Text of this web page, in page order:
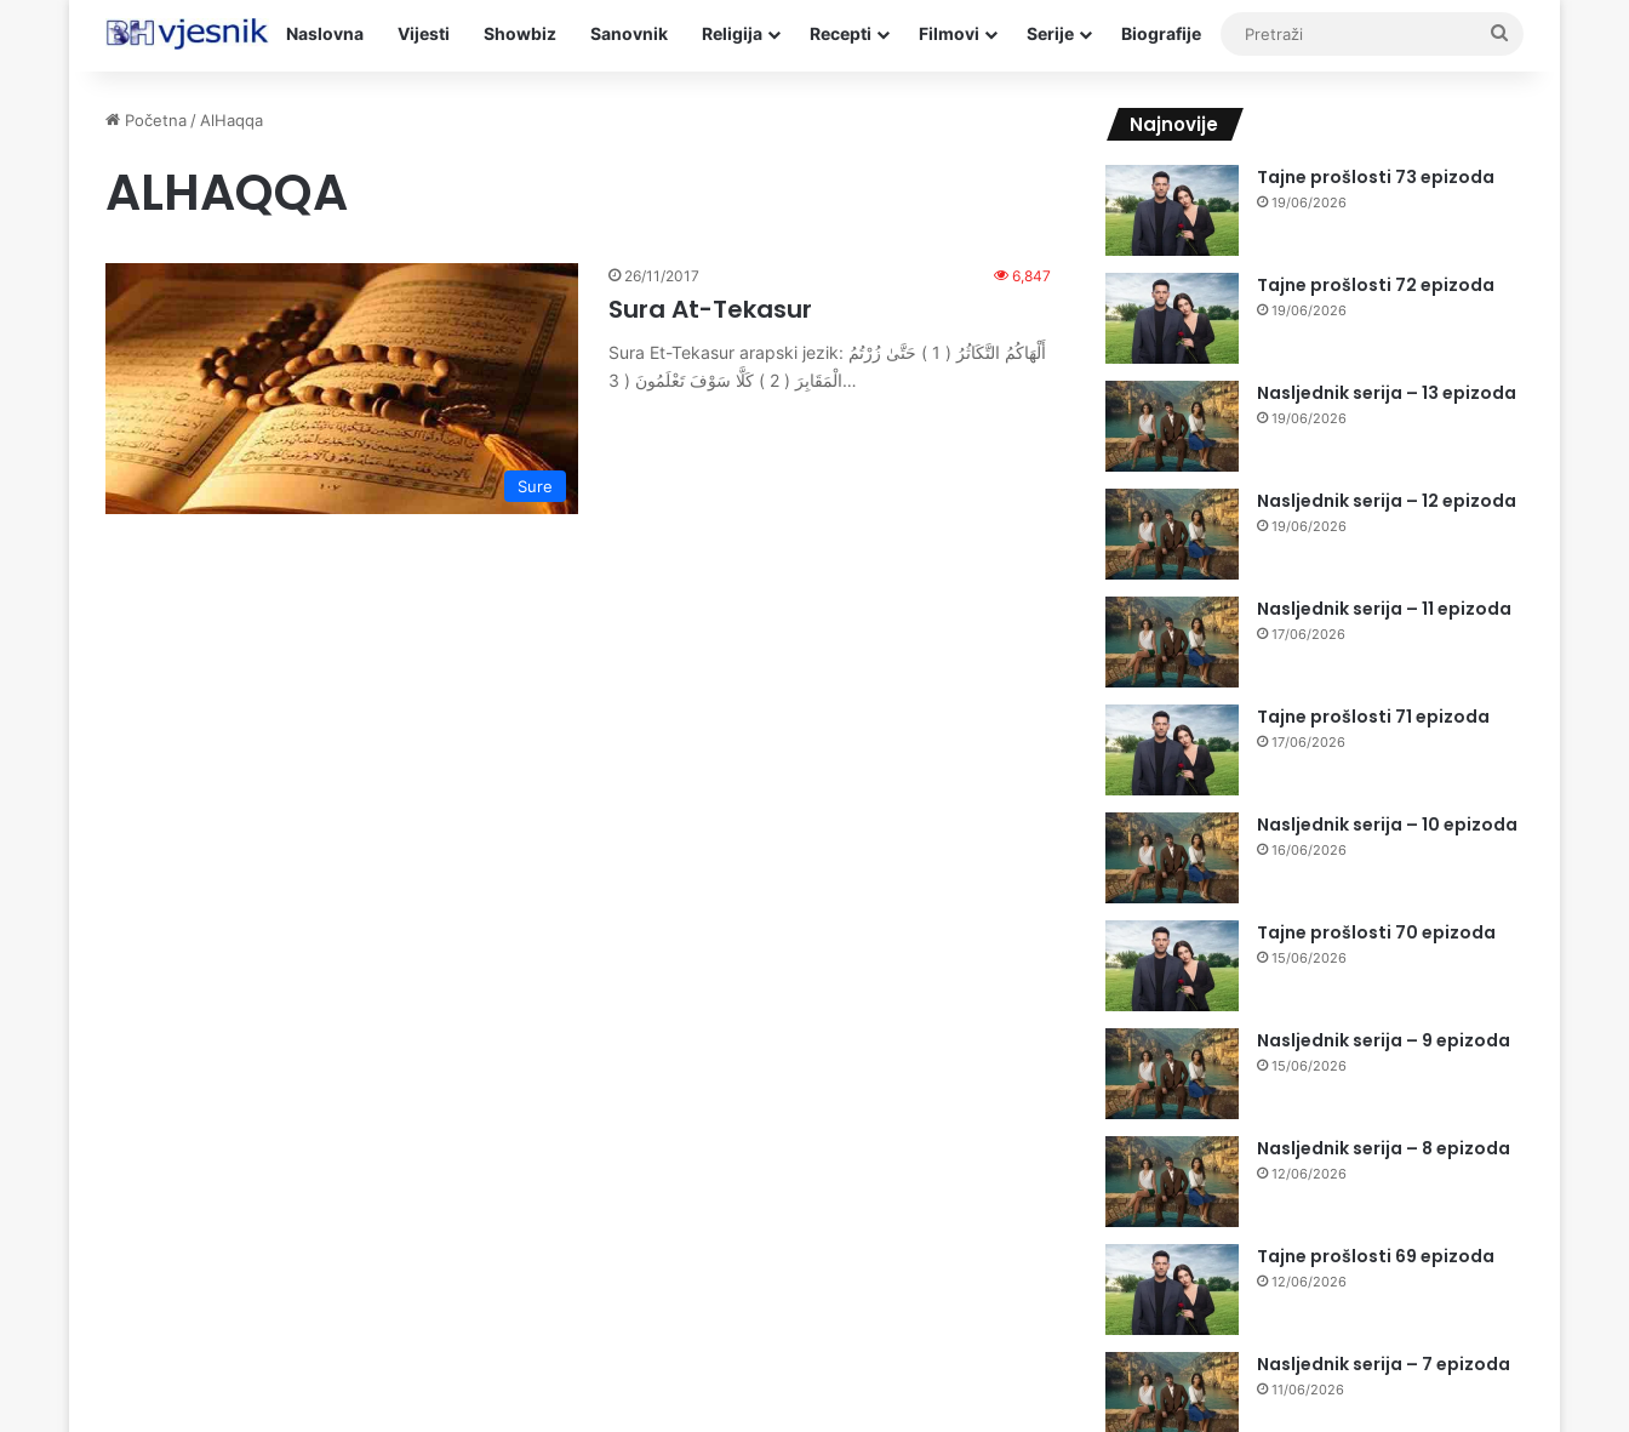
Naslovna Vijesti Showbiz Sanovnik Religija Recepti Filmovi Serije Biografije
Početna / AlHaqqa
ALHAQQA
Sure
26/11/2017 6,847
Sura At-Tekasur
Sura Et-Tekasur arapski jezik: أَلْهَاكُمُ التَّكَاثُرُ ( 1 ) حَتَّىٰ زُرْتُمُ
الْمَقَابِرَ ( 2 ) كَلَّا سَوْفَ تَعْلَمُونَ ( 3…
Najnovije
Tajne prošlosti 73 epizoda
19/06/2026
Tajne prošlosti 72 epizoda
19/06/2026
Nasljednik serija – 13 epizoda
19/06/2026
Nasljednik serija – 12 epizoda
19/06/2026
Nasljednik serija – 11 epizoda
17/06/2026
Tajne prošlosti 71 epizoda
17/06/2026
Nasljednik serija – 10 epizoda
16/06/2026
Tajne prošlosti 70 epizoda
15/06/2026
Nasljednik serija – 9 epizoda
15/06/2026
Nasljednik serija – 8 epizoda
12/06/2026
Tajne prošlosti 69 epizoda
12/06/2026
Nasljednik serija – 7 epizoda
11/06/2026